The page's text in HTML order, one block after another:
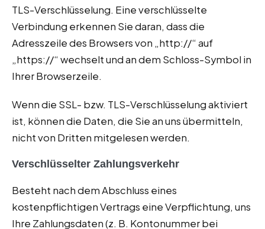
TLS-Verschlüsselung. Eine verschlüsselte
Verbindung erkennen Sie daran, dass die
Adresszeile des Browsers von „http://“ auf
„https://“ wechselt und an dem Schloss-Symbol in
Ihrer Browserzeile.
Wenn die SSL- bzw. TLS-Verschlüsselung aktiviert
ist, können die Daten, die Sie an uns übermitteln,
nicht von Dritten mitgelesen werden.
Verschlüsselter Zahlungsverkehr
Besteht nach dem Abschluss eines
kostenpflichtigen Vertrags eine Verpflichtung, uns
Ihre Zahlungsdaten (z. B. Kontonummer bei